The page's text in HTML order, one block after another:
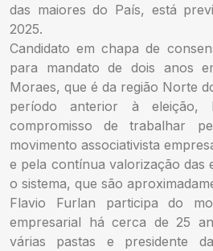
das maiores do País, está
2025.
Candidato em chapa de
para mandato de dois anos
Moraes, que é da região Norte
período anterior à eleição,
compromisso de trabalhar
movimento associativista
e pela contínua valorização das
o sistema, que são
Flavio Furlan participa do
empresarial há cerca de 25
várias pastas e presidente